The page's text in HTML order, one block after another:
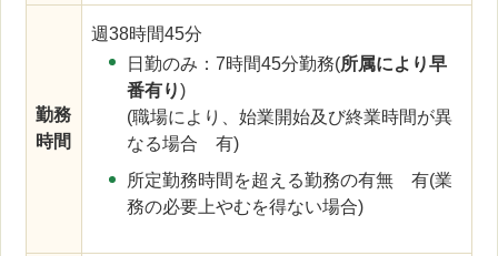
勤務
時間
週38時間45分
日勤のみ：7時間45分勤務(所属により早
番有り)
(職場により、始業開始及び終業時間が異
なる場合 有)
所定勤務時間を超える勤務の有無 有(業
務の必要上やむを得ない場合)